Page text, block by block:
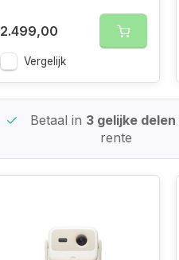
2.499,00
Vergelijk
Betaal in 3 gelijke delen
rente